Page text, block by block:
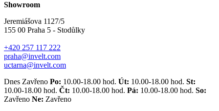
Showroom
Jeremiášova 1127/5
155 00 Praha 5 - Stodůlky
+420 257 117 222
praha@invelt.com
uctarna@invelt.com
Dnes Zavřeno Po: 10.00-18.00 hod. Út: 10.00-18.00 hod. St:
10.00-18.00 hod. Čt: 10.00-18.00 hod. Pá: 10.00-18.00 hod. So:
Zavřeno Ne: Zavřeno